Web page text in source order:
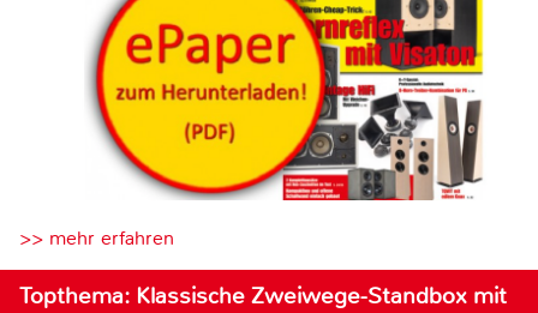
>> mehr erfahren
Topthema: Klassische Zweiwege-Standbox mit